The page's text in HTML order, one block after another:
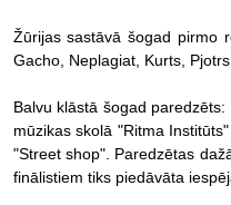
Žūrijas sastāvā šogad pirmo
Gacho, Neplagiat, Kurts,
Balvu klāstā šogad
mūzikas skolā "Ritma
"Street shop". Paredzētas
finālistiem tiks piedāvāta